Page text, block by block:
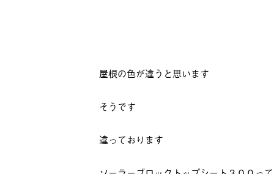
屋根の色が違うと思います
そうです
違っております